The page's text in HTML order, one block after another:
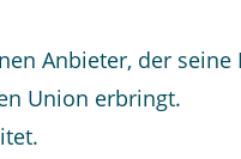
Anbieter, der
Union erbringt.